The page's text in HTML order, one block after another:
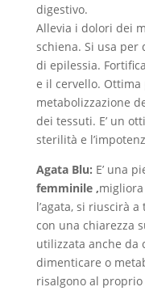
digestivo.
Allevia i dolori dei
schiena. Si usa
di epilessia.
e il cervello.
metabolizzazione
dei tessuti. E’ un
sterilità e
Agata Blu: E’ una
femminile,
l’agata, si riuscirà
con una chiarezza
utilizzata anche da
dimenticare o
risalgono al